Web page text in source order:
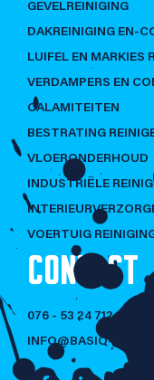
GEVELREINIGING
DAKREINIGING EN-
LUIFEL EN MARKIES
VERDAMPERS EN
CALAMITEITEN
BESTRATING
VLOERONDERHOUD
INDUSTRIËLE
VOERTUIG
CONTACT
076 - 53 24 712
INFO@BASIQ-